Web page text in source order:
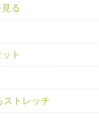
る
ト
ストレッチ